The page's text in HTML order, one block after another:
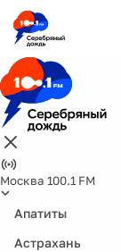
Москва 100.1 FM
Апатиты
Астрахань